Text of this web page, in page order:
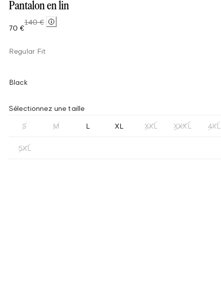
Pantalon en lin
70 €
140 €
Regular Fit
Black
Sélectionnez une taille
S M L XL XXL XXXL 4XL
5XL